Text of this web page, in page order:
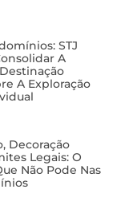
STJ
A
A Exploração
Decoração
Legais: O
Não Pode Nas